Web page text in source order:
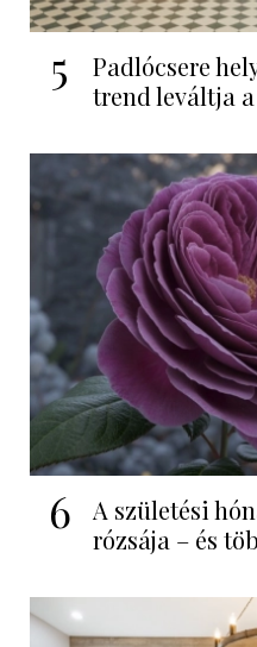
5
Padlócsere
trend leváltja
6
A születési
rózsája – és